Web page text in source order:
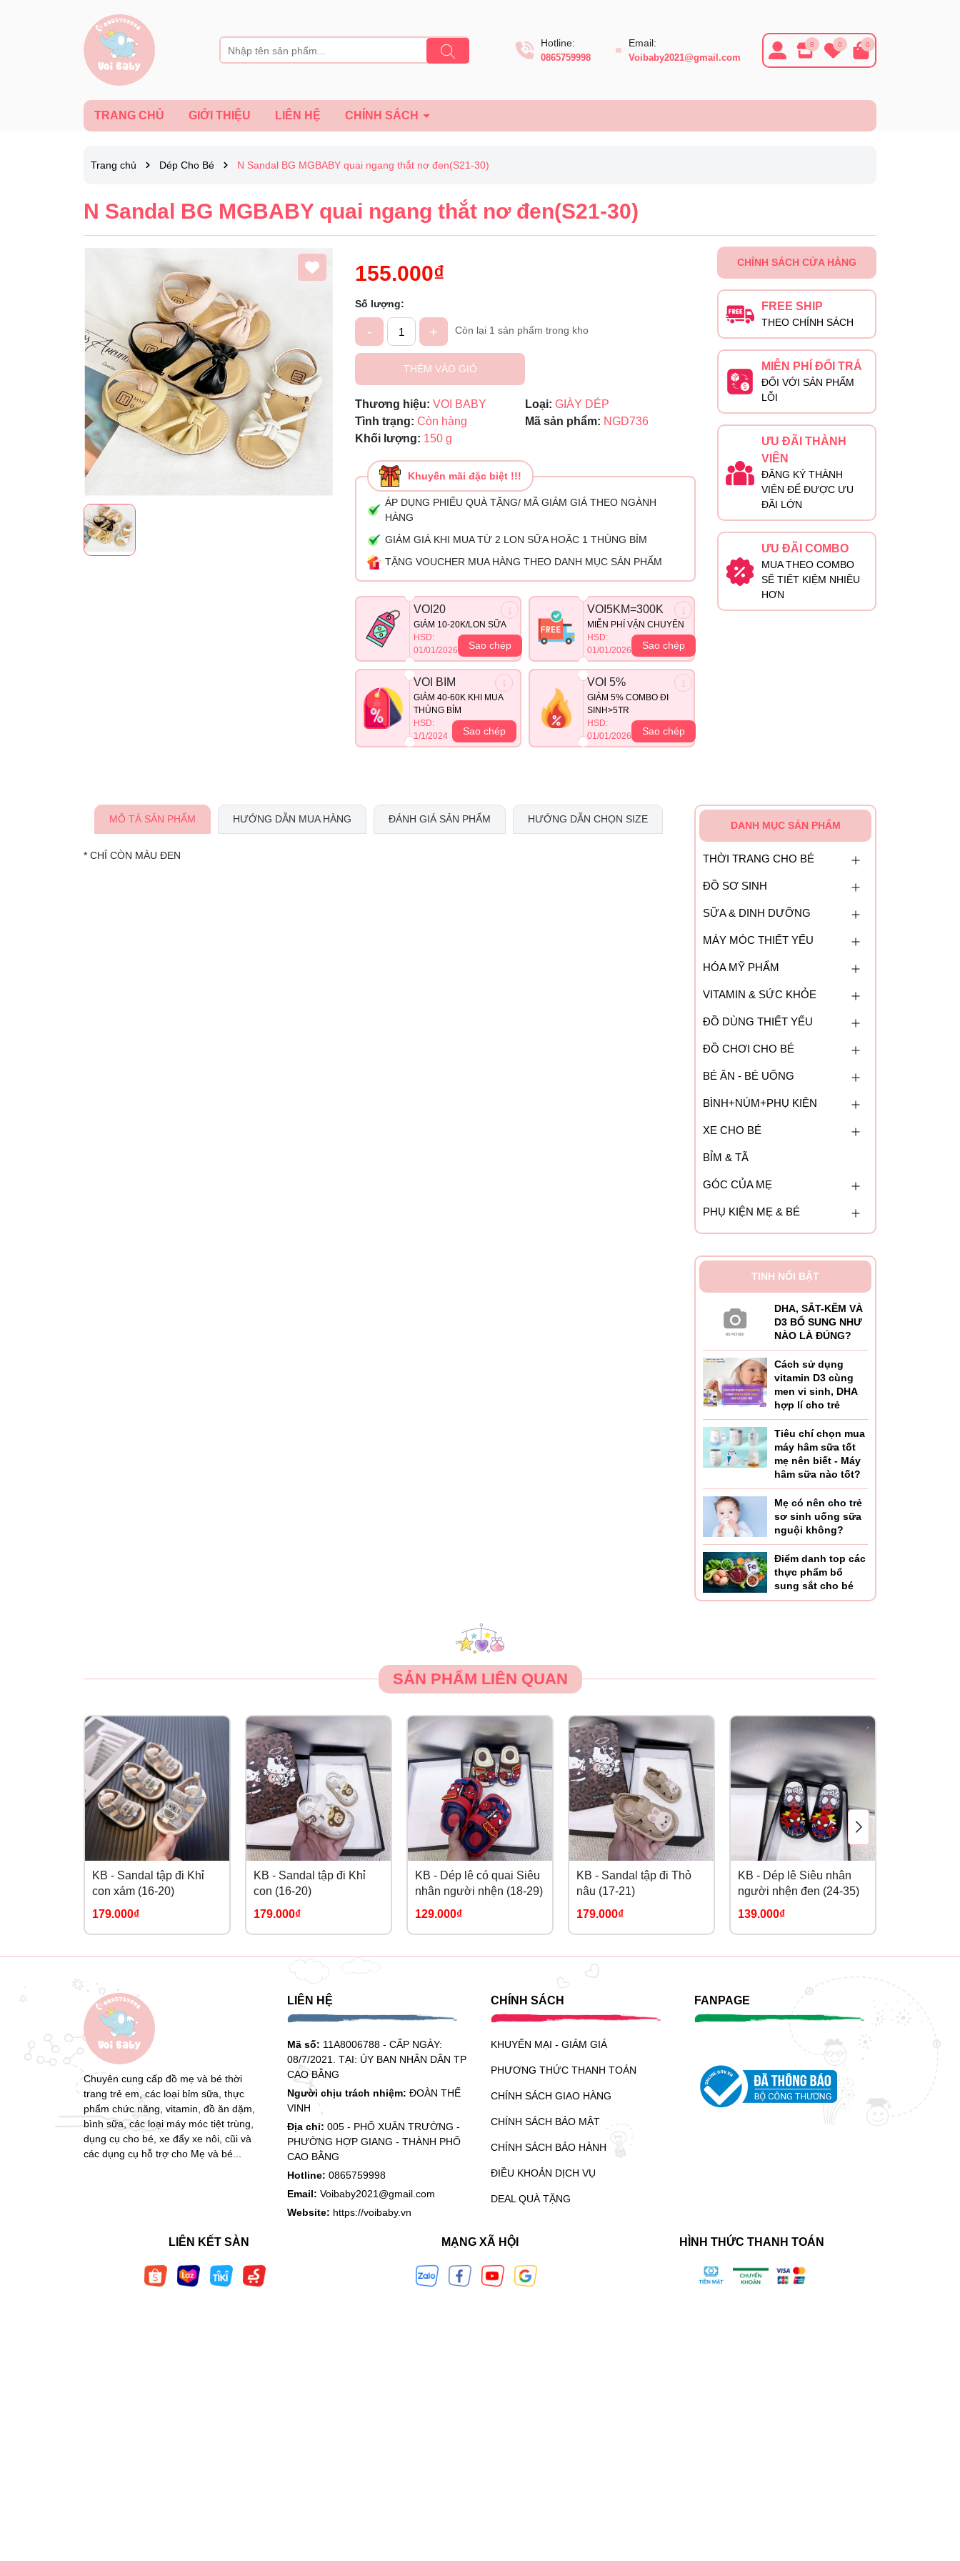
Hotline:
0865759998
Email:
Voibaby2021@gmail.com
8 0 0
TRANG CHỦ GIỚI THIỆU LIÊN HỆ CHÍNH SÁCH
Trang chủ Dép Cho Bé N Sandal BG MGBABY quai ngang thắt nơ đen(S21-30)
N Sandal BG MGBABY quai ngang thắt nơ đen(S21-30)
155.000₫
Số lượng:
- + Còn lại 1 sản phẩm trong kho
THÊM VÀO GIỎ
Thương hiệu: VOI BABY Loại: GIÀY DÉP
Tình trạng: Còn hàng Mã sản phẩm: NGD736
Khối lượng: 150 g
Khuyến mãi đặc biệt !!!
ÁP DỤNG PHIẾU QUÀ TẶNG/ MÃ GIẢM GIÁ THEO NGÀNH
HÀNG
GIẢM GIÁ KHI MUA TỪ 2 LON SỮA HOẶC 1 THÙNG BỈM
TẶNG VOUCHER MUA HÀNG THEO DANH MỤC SẢN PHẨM
VOI20
GIẢM 10-20K/LON SỮA
HSD:
01/01/2026
Sao chép
VOI5KM=300K
MIỄN PHÍ VẬN CHUYỂN
HSD:
01/01/2026
Sao chép
VOI BIM
GIẢM 40-60K KHI MUA
THÙNG BỈM
HSD:
1/1/2024
Sao chép
VOI 5%
GIẢM 5% COMBO ĐI
SINH>5TR
HSD:
01/01/2026
Sao chép
Ngày hết hạn:
Điều kiện:
CHÍNH SÁCH CỬA HÀNG
FREE SHIP
THEO CHÍNH SÁCH
MIỄN PHÍ ĐỔI TRẢ
ĐỐI VỚI SẢN PHẨM
LỖI
ƯU ĐÃI THÀNH
VIÊN
ĐĂNG KÝ THÀNH
VIÊN ĐỂ ĐƯỢC ƯU
ĐÃI LỚN
ƯU ĐÃI COMBO
MUA THEO COMBO
SẼ TIẾT KIỆM NHIỀU
HƠN
MÔ TẢ SẢN PHẨM HƯỚNG DẪN MUA HÀNG ĐÁNH GIÁ SẢN PHẨM HƯỚNG DẪN CHỌN SIZE
* CHỈ CÒN MÀU ĐEN
DANH MỤC SẢN PHẨM
THỜI TRANG CHO BÉ
ĐỒ SƠ SINH
SỮA & DINH DƯỠNG
MÁY MÓC THIẾT YẾU
HÓA MỸ PHẨM
VITAMIN & SỨC KHỎE
ĐỒ DÙNG THIẾT YẾU
ĐỒ CHƠI CHO BÉ
BÉ ĂN - BÉ UỐNG
BÌNH+NÚM+PHỤ KIỆN
XE CHO BÉ
BỈM & TÃ
GÓC CỦA MẸ
PHỤ KIỆN MẸ & BÉ
TINH NỔI BẬT
DHA, SẮT-KẼM VÀ
D3 BỔ SUNG NHƯ
NÀO LÀ ĐÚNG?
Cách sử dụng
vitamin D3 cùng
men vi sinh, DHA
hợp lí cho trẻ
Tiêu chí chọn mua
máy hâm sữa tốt
mẹ nên biết - Máy
hâm sữa nào tốt?
Mẹ có nên cho trẻ
sơ sinh uống sữa
nguội không?
Điểm danh top các
thực phẩm bổ
sung sắt cho bé
SẢN PHẨM LIÊN QUAN
KB - Sandal tập đi Khỉ
con xám (16-20)
179.000₫
KB - Sandal tập đi Khỉ
con (16-20)
179.000₫
KB - Dép lê có quai Siêu
nhân người nhện (18-29)
129.000₫
KB - Sandal tập đi Thỏ
nâu (17-21)
179.000₫
KB - Dép lê Siêu nhân
người nhện đen (24-35)
139.000₫
Chuyên cung cấp đồ mẹ và bé thời
trang trẻ em, các loại bỉm sữa, thực
phẩm chức năng, vitamin, đồ ăn dặm,
bình sữa, các loại máy móc tiệt trùng,
dụng cụ cho bé, xe đẩy xe nôi, cũi và
các dụng cụ hỗ trợ cho Mẹ và bé...
LIÊN HỆ
Mã số: 11A8006788 - CẤP NGÀY:
08/7/2021. TẠI: ỦY BAN NHÂN DÂN TP
CAO BẰNG
Người chịu trách nhiệm: ĐOÀN THẾ
VINH
Địa chỉ: 005 - PHỐ XUÂN TRƯỜNG -
PHƯỜNG HỢP GIANG - THÀNH PHỐ
CAO BẰNG
Hotline: 0865759998
Email: Voibaby2021@gmail.com
Website: https://voibaby.vn
CHÍNH SÁCH
KHUYẾN MẠI - GIẢM GIÁ
PHƯƠNG THỨC THANH TOÁN
CHÍNH SÁCH GIAO HÀNG
CHÍNH SÁCH BẢO MẬT
CHÍNH SÁCH BẢO HÀNH
ĐIỀU KHOẢN DỊCH VỤ
DEAL QUÀ TẶNG
FANPAGE
LIÊN KẾT SÀN MẠNG XÃ HỘI HÌNH THỨC THANH TOÁN